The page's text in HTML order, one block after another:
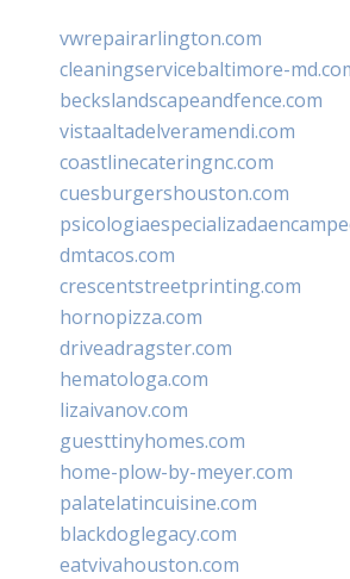
vwrepairarlington.com
cleaningservicebaltimore-
beckslandscapeandfence.com
vistaaltadelveramendi.com
coastlinecateringnc.com
cuesburgershouston.com
dmtacos.com
crescentstreetprinting.com
hornopizza.com
driveadragster.com
hematologa.com
lizaivanov.com
guesttinyhomes.com
home-plow-by-meyer.com
palatelatincuisine.com
blackdoglegacy.com
eatvivahouston.com